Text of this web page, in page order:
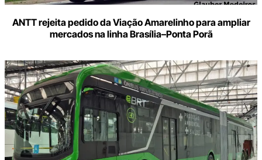
ANTT rejeita pedido da Viação Amarelinho para ampliar
mercados na linha Brasília–Ponta Porã